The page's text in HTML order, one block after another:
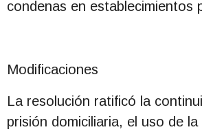
condenas en establecimientos
Modificaciones
La resolución ratificó la
prisión domiciliaria, el uso de